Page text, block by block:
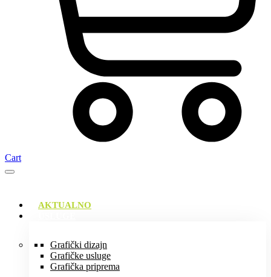
Cart
AKTUALNO
Grafički dizajn
Grafičke usluge
Grafička priprema